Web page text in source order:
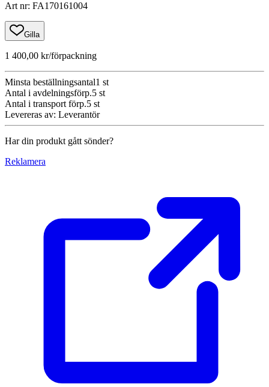
Art nr: FA170161004
Gilla
1 400,00 kr/förpackning
Minsta beställningsantal1 st
Antal i avdelningsförp.5 st
Antal i transport förp.5 st
Levereras av: Leverantör
Har din produkt gått sönder?
Reklamera